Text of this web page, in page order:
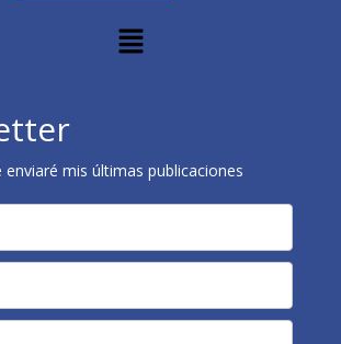
enviaré mis últimas publicaciones